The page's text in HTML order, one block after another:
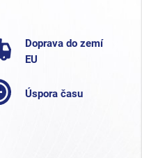
Doprava do zemí
EU
Úspora času